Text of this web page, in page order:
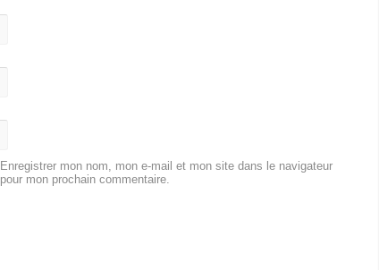
Enregistrer mon nom, mon e-mail et mon site dans le navigateur
pour mon prochain commentaire.